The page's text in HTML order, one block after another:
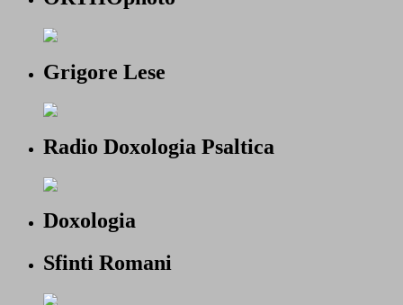
Grigore Lese
Radio Doxologia Psaltica
Doxologia
Sfinti Romani